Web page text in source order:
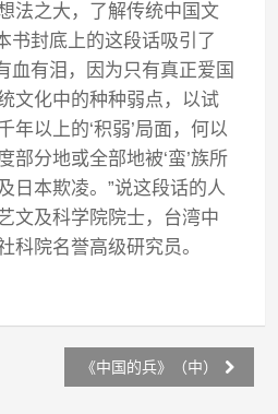
法之大，了解传统中国文
书封底上的这段话吸引了
血有泪，因为只有真正爱国
文化中的种种弱点，以试
年以上的‘积弱’局面，何以
部分地或全部地被‘蛮’族所
日本欺凌。”说这段话的人
文及科学院院士，台湾中
科院名誉高级研究员。
《中国的兵》（中）